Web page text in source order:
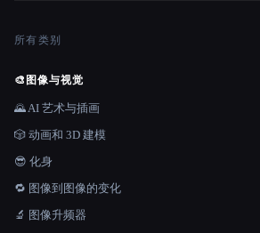
所有类别
🎨 图像与视觉
🌄 AI 艺术与插画
🎲 动画和 3D 建模
😎 化身
🔁 图像到图像的变化
🔬 图像升频器